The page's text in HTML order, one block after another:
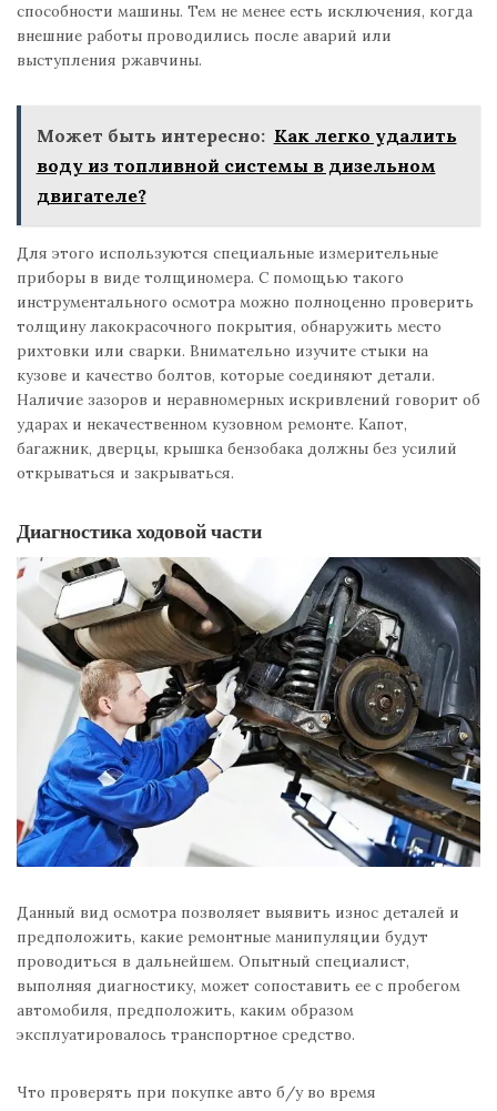
способности машины. Тем не менее есть исключения, когда
внешние работы проводились после аварий или
выступления ржавчины.
Может быть интересно: Как легко удалить
воду из топливной системы в дизельном
двигателе?
Для этого используются специальные измерительные
приборы в виде толщиномера. С помощью такого
инструментального осмотра можно полноценно проверить
толщину лакокрасочного покрытия, обнаружить место
рихтовки или сварки. Внимательно изучите стыки на
кузове и качество болтов, которые соединяют детали.
Наличие зазоров и неравномерных искривлений говорит об
ударах и некачественном кузовном ремонте. Капот,
багажник, дверцы, крышка бензобака должны без усилий
открываться и закрываться.
Диагностика ходовой части
Данный вид осмотра позволяет выявить износ деталей и
предположить, какие ремонтные манипуляции будут
проводиться в дальнейшем. Опытный специалист,
выполняя диагностику, может сопоставить ее с пробегом
автомобиля, предположить, каким образом
эксплуатировалось транспортное средство.
Что проверять при покупке авто б/у во время